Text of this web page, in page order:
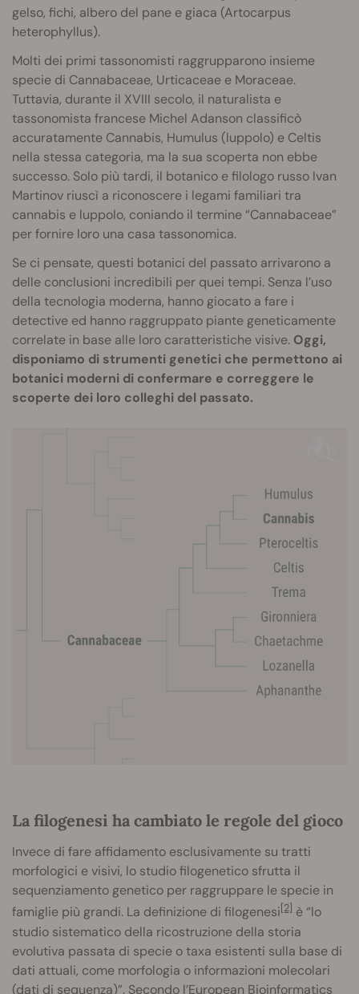
gelso, fichi, albero del pane e giaca (Artocarpus
heterophyllus).
Molti dei primi tassonomisti raggrupparono insieme
specie di Cannabaceae, Urticaceae e Moraceae.
Tuttavia, durante il XVIII secolo, il naturalista e
tassonomista francese Michel Adanson classificò
accuratamente Cannabis, Humulus (luppolo) e Celtis
nella stessa categoria, ma la sua scoperta non ebbe
successo. Solo più tardi, il botanico e filologo russo Ivan
Martinov riuscì a riconoscere i legami familiari tra
cannabis e luppolo, coniando il termine “Cannabaceae”
per fornire loro una casa tassonomica.
Se ci pensate, questi botanici del passato arrivarono a
delle conclusioni incredibili per quei tempi. Senza l’uso
della tecnologia moderna, hanno giocato a fare i
detective ed hanno raggruppato piante geneticamente
correlate in base alle loro caratteristiche visive. Oggi,
disponiamo di strumenti genetici che permettono ai
botanici moderni di confermare e correggere le
scoperte dei loro colleghi del passato.
La filogenesi ha cambiato le regole del gioco
Invece di fare affidamento esclusivamente su tratti
morfologici e visivi, lo studio filogenetico sfrutta il
sequenziamento genetico per raggruppare le specie in
famiglie più grandi. La definizione di filogenesi[2] è “lo
studio sistematico della ricostruzione della storia
evolutiva passata di specie o taxa esistenti sulla base di
dati attuali, come morfologia o informazioni molecolari
(dati di sequenza)”. Secondo l’European Bioinformatics